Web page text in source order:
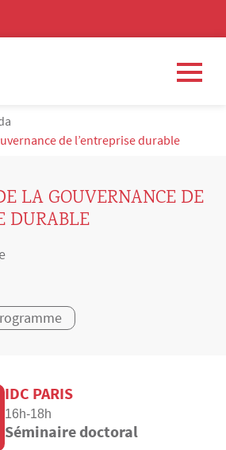
de l’entreprise durable
LA GOUVERNANCE DE
DURABLE
IDC PARIS
16h-18h
Séminaire doctoral